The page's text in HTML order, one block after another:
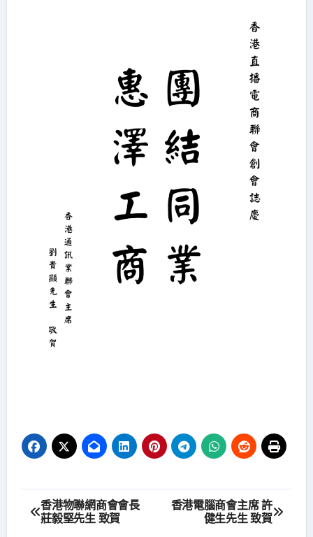
文
章
香港物聯網商會會長
莊毅堅先生 致賀
香港電腦商會主席 許
健生先生 致賀